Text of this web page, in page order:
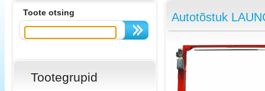
Toote otsing
Tootegrupid
Autotõstuk